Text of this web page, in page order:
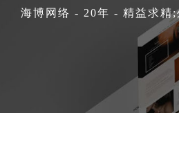
海博网络 - 20年 - 精益求精;